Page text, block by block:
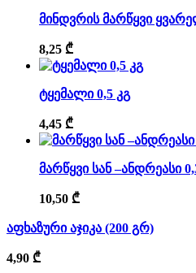
მინდვრის მარწყვი
8,25 ₾
ტყემალი 0,5 კგ
4,45 ₾
მარწყვი სან –ანდრეასი
10,50 ₾
აფხაზური აჯიკა (200 გრ)
4,90 ₾